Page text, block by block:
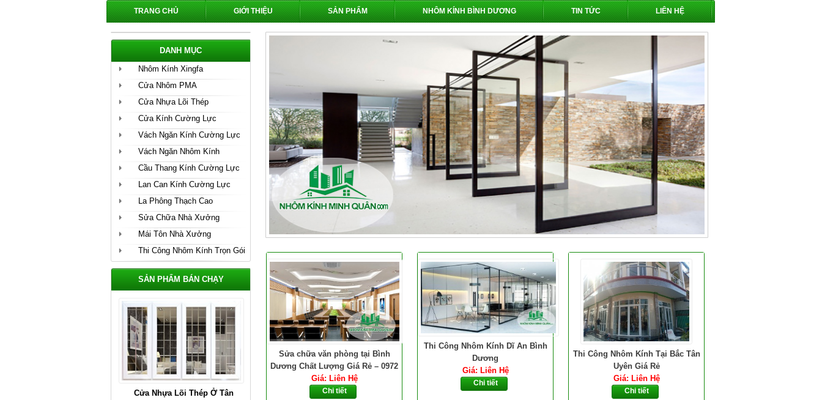
TRANG CHỦ GIỚI THIỆU SẢN PHẨM NHÔM KÍNH BÌNH DƯƠNG TIN TỨC LIÊN HỆ
Sửa chữa văn phòng tại Bình
Dương Chất Lượng Giá Rẻ – 0972
134 785
Giá: Liên Hệ
Chi tiết
Thi Công Nhôm Kính Dĩ An Bình
Dương
Giá: Liên Hệ
Chi tiết
Thi Công Nhôm Kính Tại Bắc Tân
Uyên Giá Rẻ
Giá: Liên Hệ
Chi tiết
DANH MỤC
Nhôm Kính Xingfa
Cửa Nhôm PMA
Cửa Nhựa Lõi Thép
Cửa Kính Cường Lực
Vách Ngăn Kính Cường Lực
Vách Ngăn Nhôm Kính
Cầu Thang Kính Cường Lực
Lan Can Kính Cường Lực
La Phông Thạch Cao
Sửa Chữa Nhà Xưởng
Mái Tôn Nhà Xưởng
Thi Công Nhôm Kính Trọn Gói
SẢN PHẨM BÁN CHẠY
Cửa Nhựa Lõi Thép Ở Tân